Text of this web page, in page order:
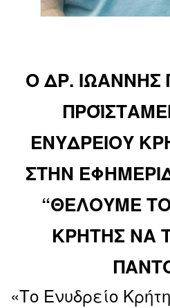
Ο ΔΡ.
ΕΝΥΔΡΕΙΟΥ
ΣΤΗΝ
“ΘΕΛΟΥΜΕ
ΚΡΗΤΗΣ ΝΑ
«Το Ενυδρείο